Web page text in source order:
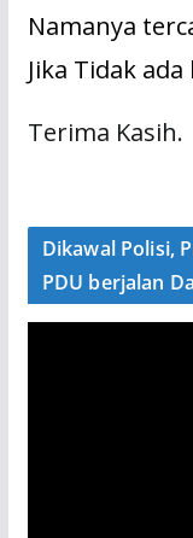
Namanya
Jika Tidak
Terima Kasih.
Dikawal Polisi,
PDU berjalan